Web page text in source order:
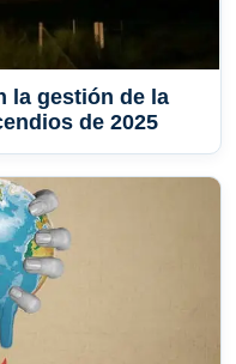
la gestión de la
de 2025